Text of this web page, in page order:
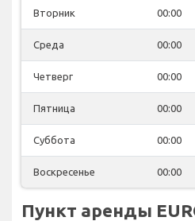
Вторник 00:00
Среда 00:00
Четверг 00:00
Пятница 00:00
Суббота 00:00
Воскресенье 00:00
Пункт аренды